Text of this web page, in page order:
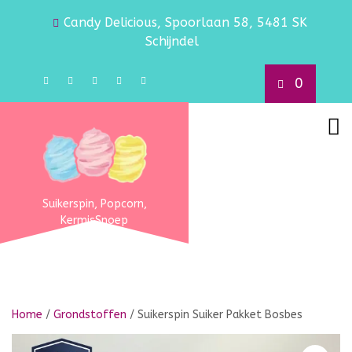
Candy Delicious, Spoorlaan 58, 5481 SK
Schijndel
0
Suikerspin, Popcorn,
KermisSnoep
Home / Grondstoffen / Suikerspin Suiker Pakket Bosbes